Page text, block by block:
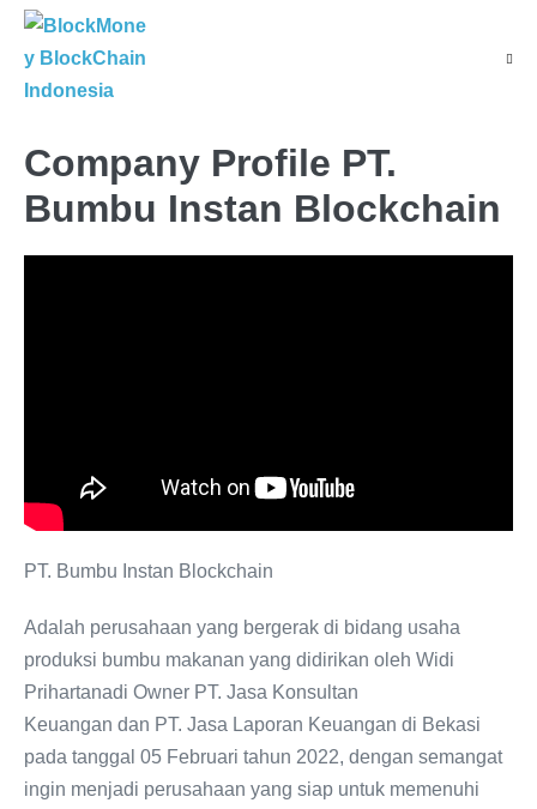
Company Profile PT.
Bumbu Instan Blockchain
PT. Bumbu Instan Blockchain
Adalah perusahaan yang bergerak di bidang usaha
produksi bumbu makanan yang didirikan oleh Widi
Prihartanadi Owner PT. Jasa Konsultan
Keuangan dan PT. Jasa Laporan Keuangan di Bekasi
pada tanggal 05 Februari tahun 2022, dengan semangat
ingin menjadi perusahaan yang siap untuk memenuhi